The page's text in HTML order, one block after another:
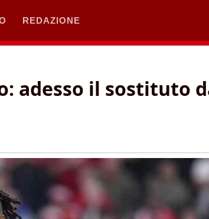
REDAZIONE
adesso il sostituto